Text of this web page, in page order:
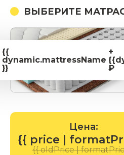
ВЫБЕРИТЕ
{{
dynamic.mattressName
}}
+
₽
Цена:
{{ price |
{{ oldPrice |